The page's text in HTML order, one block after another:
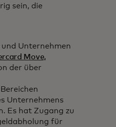
sein, die
Unternehmen
Move,
der über
Unternehmens
Es hat Zugang zu
für